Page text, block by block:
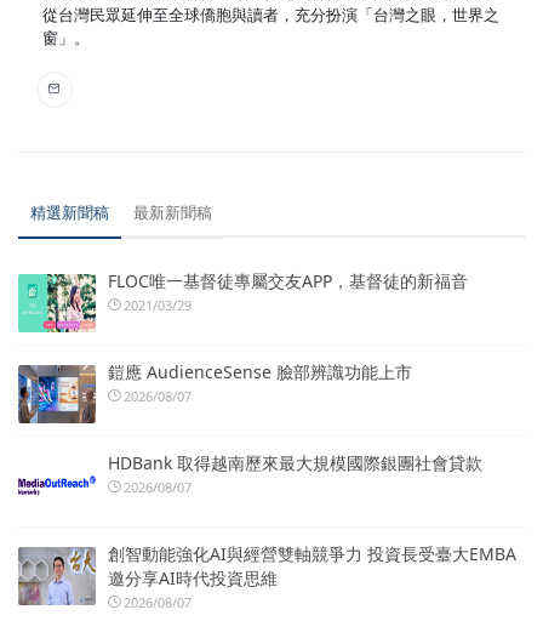
從台灣民眾延伸至全球僑胞與讀者，充分扮演「台灣之眼，世界之
窗」。
精選新聞稿 最新新聞稿
FLOC唯一基督徒專屬交友APP，基督徒的新福音
2021/03/29
鎧應 AudienceSense 臉部辨識功能上市
2026/08/07
HDBank 取得越南歷來最大規模國際銀團社會貸款
2026/08/07
創智動能強化AI與經營雙軸競爭力 投資長受臺大EMBA
邀分享AI時代投資思維
2026/08/07